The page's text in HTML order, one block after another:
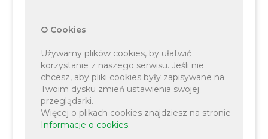
Mamy ogromny zaszczyt poinformować, że
wydarzenie to zostało objęte patronatem
honorowym przez Wójta Gminy Liszki, a także
O Cookies
Używamy plików cookies, by ułatwić
korzystanie z naszego serwisu. Jeśli nie
chcesz, aby pliki cookies były zapisywane na
Twoim dysku zmień ustawienia swojej
przeglądarki.
Więcej o plikach cookies znajdziesz na stronie
Informacje o cookies.